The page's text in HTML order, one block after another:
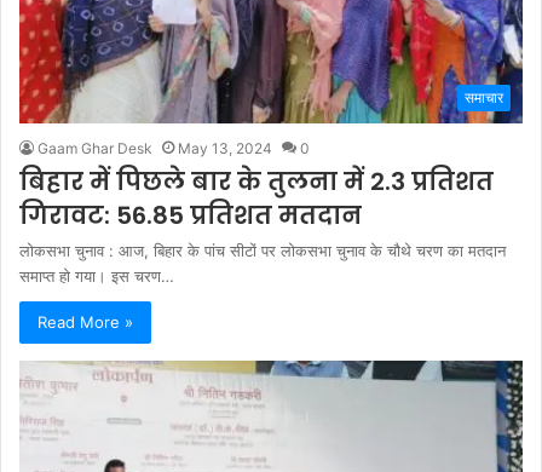
समाचार
Gaam Ghar Desk May 13, 2024 0
बिहार में पिछले बार के तुलना में 2.3 प्रतिशत
गिरावट: 56.85 प्रतिशत मतदान
लोकसभा चुनाव : आज, बिहार के पांच सीटों पर लोकसभा चुनाव के चौथे चरण का मतदान
समाप्त हो गया। इस चरण…
Read More »